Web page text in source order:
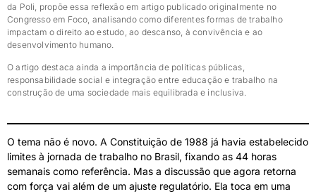
da Poli, propõe essa reflexão em artigo publicado originalmente no
Congresso em Foco, analisando como diferentes formas de trabalho
impactam o direito ao estudo, ao descanso, à convivência e ao
desenvolvimento humano.
O artigo destaca ainda a importância de políticas públicas,
responsabilidade social e integração entre educação e trabalho na
construção de uma sociedade mais equilibrada e inclusiva.
O tema não é novo. A Constituição de 1988 já havia estabelecido
limites à jornada de trabalho no Brasil, fixando as 44 horas
semanais como referência. Mas a discussão que agora retorna
com força vai além de um ajuste regulatório. Ela toca em uma